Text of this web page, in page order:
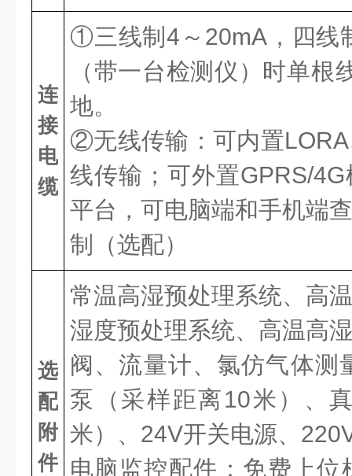
连
接
电
缆
①三线制4～20mA，四线
（带一台检测仪）时单根
地。
②无线传输：可内置
线传输；可外置GPRS/
平台，可电脑端和手机端
制（选配）
选
配
附
件
常温高湿预处理系统、高
湿度预处理系统、高温高
阀、流量计、氯仿气体测
泵（采样距离10米）、
米）、24V开关电源、
电脑监控配件：免费上位